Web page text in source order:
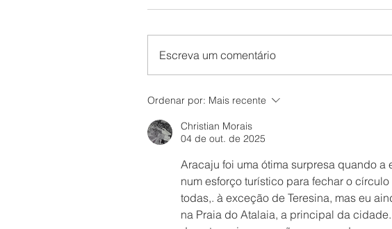
Escreva um comentário
Ordenar por: Mais recente
Christian Morais
04 de out. de 2025
Aracaju foi uma ótima surpresa quando
num esforço turístico para fechar o
todas,. à exceção de Teresina, mas eu
na Praia do Atalaia, a principal da